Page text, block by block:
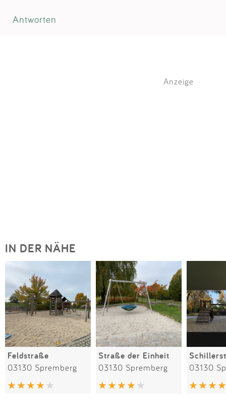
Antworten
Anzeige
IN DER NÄHE
Feldstraße
03130 Spremberg
Straße der Einheit
03130 Spremberg 03130